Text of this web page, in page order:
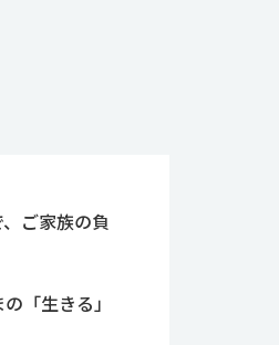
ご家族の負
「生きる」